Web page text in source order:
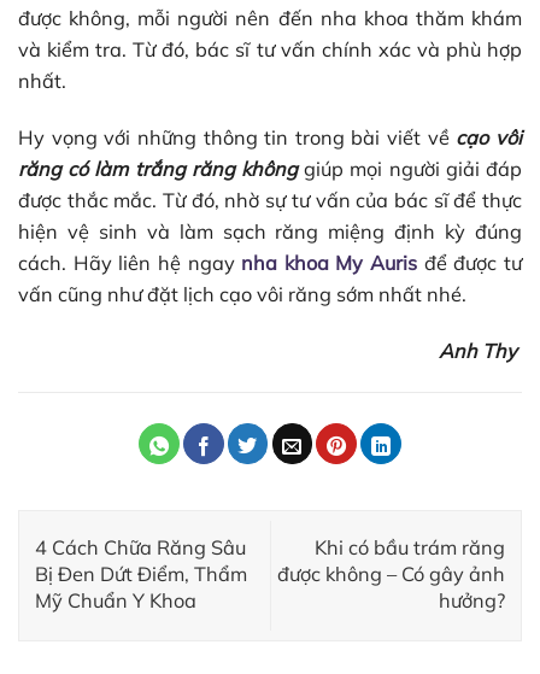
được không, mỗi người nên đến nha khoa thăm khám
và kiểm tra. Từ đó, bác sĩ tư vấn chính xác và phù hợp
nhất.
Hy vọng với những thông tin trong bài viết vềcạo vôi
răng có làm trắng răng không giúp mọi người giải đáp
được thắc mắc. Từ đó, nhờ sự tư vấn của bác sĩ để thực
hiện vệ sinh và làm sạch răng miệng định kỳ đúng
cách. Hãy liên hệ ngay nha khoa My Auris để được tư
vấn cũng như đặt lịch cạo vôi răng sớm nhất nhé.
Anh Thy
4 Cách Chữa Răng Sâu
Bị Đen Dứt Điểm, Thẩm
Mỹ Chuẩn Y Khoa
Khi có bầu trám răng
được không – Có gây ảnh
hưởng?